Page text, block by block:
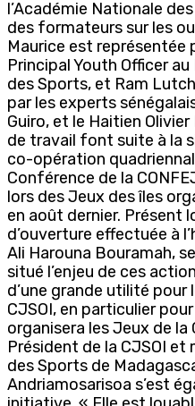
l’Académie Nationale
des formateurs sur les
Maurice est représentée
Principal Youth Officer
des Sports, et Ram
par les experts
Guiro, et le Haitien
de travail font suite à la
co-opération
Conférence de la
lors des Jeux des îles
en août dernier. Présent
d’ouverture effectuée à
Ali Harouna Bouramah,
situé l’enjeu de ces
d’une grande utilité pour
CJSOI, en particulier
organisera les Jeux de la
Président de la CJSOI
des Sports de
Andriamosarisoa s’est